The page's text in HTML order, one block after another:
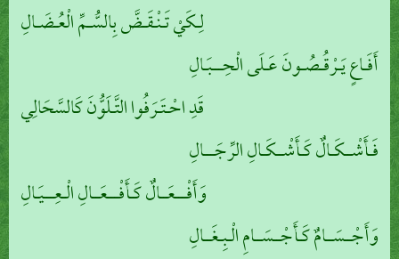
لِـكَيْ تَـنْـقَـضَّ بِالسُّـمِّ الْعُـضَـالِ
أَفَـاعٍ يَـرْقُـصُـونَ عَـلَى الْحِـــبَـالِ
قَدِ احْـتَـرَفُوا التَّـلَوُّنَ كَالسَّحَالِي
فَـأَشْــكَـالٌ كَـأَشْــكَـالِ الرِّجَـــالِ
وَأَفْـــعَــالٌ كَـأَفْـــعَــالِ الْـعِـــيَـالِ
وَأَجْــسَــامٌ كَـأَجْــسَــامِ الْـبِـغَــالِ